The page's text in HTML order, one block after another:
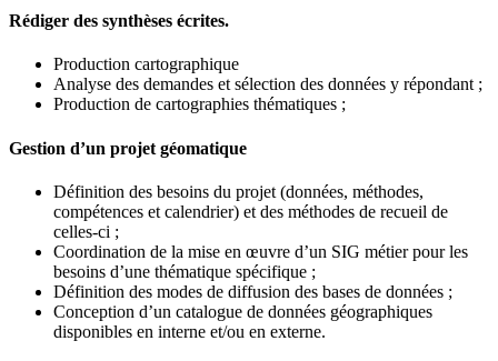
Rédiger des synthèses écrites.
Production cartographique
Analyse des demandes et sélection des données y répondant ;
Production de cartographies thématiques ;
Gestion d’un projet géomatique
Définition des besoins du projet (données, méthodes,
compétences et calendrier) et des méthodes de recueil de
celles-ci ;
Coordination de la mise en œuvre d’un SIG métier pour les
besoins d’une thématique spécifique ;
Définition des modes de diffusion des bases de données ;
Conception d’un catalogue de données géographiques
disponibles en interne et/ou en externe.